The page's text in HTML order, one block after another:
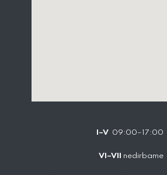
I–V 09:00–17:00
VI–VII nedirbame